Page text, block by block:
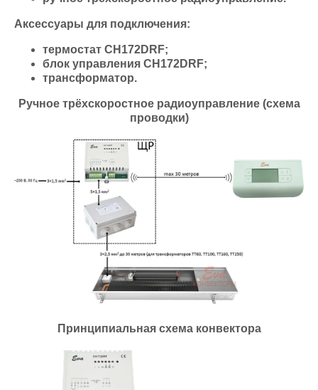
Аксессуары для подключения:
термостат СН172DRF;
блок управления СН172DRF;
трансформатор.
Ручное трёхскоростное радиоуправление (схема
проводки)
Принципиальная схема конвектора